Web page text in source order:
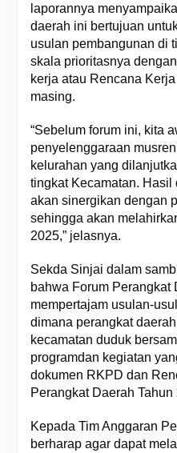
laporannya
daerah ini bertujuan
usulan pembangunan di
skala prioritasnya
kerja atau Rencana
masing.
“Sebelum forum ini, kita
penyelenggaraan
kelurahan yang
tingkat Kecamatan. Hasil
akan sinergikan dengan
sehingga akan
2025,” jelasnya.
Sekda Sinjai dalam
bahwa Forum Perangkat
mempertajam usulan-
dimana perangkat
kecamatan duduk
programdan kegiatan
dokumen RKPD dan
Perangkat Daerah Tahun
Kepada Tim Anggaran
berharap agar dapat